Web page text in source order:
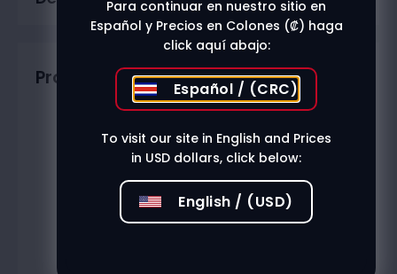
Productos relacionados
Para continuar en nuestro sitio en
Español y Precios en Colones (₡) haga
click aquí abajo:
Español / (CRC)
To visit our site in English and Prices
in USD dollars, click below:
English / (USD)